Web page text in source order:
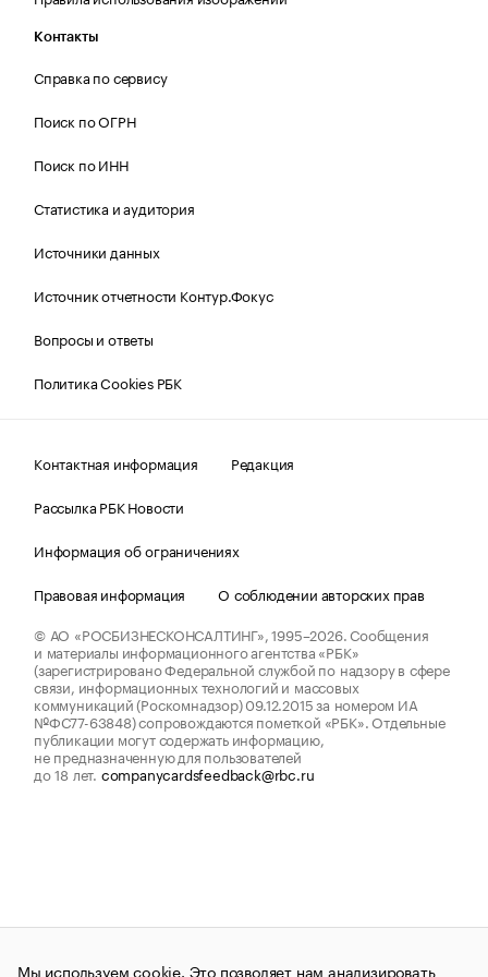
Контакты
Справка по сервису
Поиск по ОГРН
Поиск по ИНН
Статистика и аудитория
Источники данных
Источник отчетности Контур.Фокус
Вопросы и ответы
Политика Cookies РБК
Контактная информация
Редакция
Рассылка РБК Новости
Информация об ограничениях
Правовая информация
О соблюдении авторских прав
© АО «РОСБИЗНЕСКОНСАЛТИНГ»,1995–2026.Сообщения
и материалы информационного агентства «РБК»
(зарегистрировано Федеральной службой по надзору в сфере
связи, информационных технологий и массовых
коммуникаций (Роскомнадзор) 09.12.2015 за номером ИА
№ФС77-63848) сопровождаются пометкой «РБК». Отдельные
публикации могут содержать информацию,
не предназначенную для пользователей
до 18 лет. companycardsfeedback@rbc.ru
Мы используем cookie. Это позволяет нам анализировать